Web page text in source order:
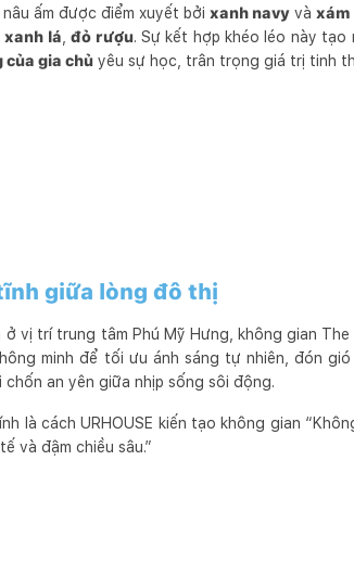
ấm được điểm xuyết bởixanh navy vàxám
,xanh lá ,đỏ rượu. Sự kết hợp khéo léo này tạo
của gia chủ yêu sự học, trân trọng giá trị tinh
giữa lòng đô thị
ở vị trí trung tâm Phú Mỹ Hưng, không gian
minh để tối ưu ánh sáng tự nhiên, đón
chốn an yên giữa nhịp sống sôi động.
là cách URHOUSE kiến tạo không gian
và đậm chiều sâu.”